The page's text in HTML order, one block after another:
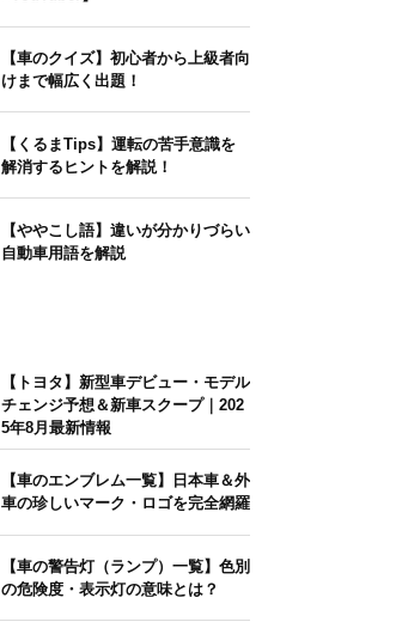
【車のクイズ】初心者から上級者向
けまで幅広く出題！
【くるまTips】運転の苦手意識を
解消するヒントを解説！
【ややこし語】違いが分かりづらい
自動車用語を解説
【トヨタ】新型車デビュー・モデル
チェンジ予想＆新車スクープ｜202
5年8月最新情報
【車のエンブレム一覧】日本車＆外
車の珍しいマーク・ロゴを完全網羅
【車の警告灯（ランプ）一覧】色別
の危険度・表示灯の意味とは？